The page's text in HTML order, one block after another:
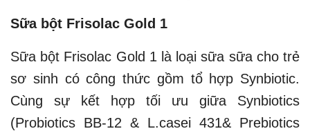
Sữa bột Frisolac Gold 1
Sữa bột Frisolac Gold 1 là loại sữa sữa cho trẻ
sơ sinh có công thức gồm tổ hợp Synbiotic.
Cùng sự kết hợp tối ưu giữa Synbiotics
(Probiotics BB-12 & L.casei 431& Prebiotics